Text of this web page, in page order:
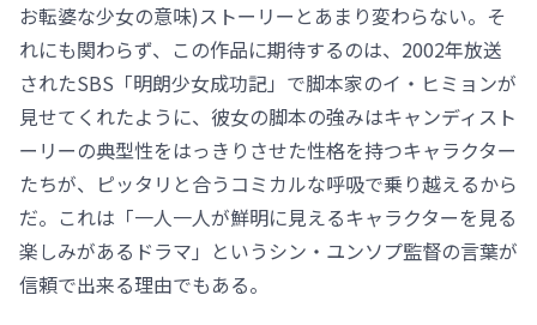
お転婆な少女の意味)ストーリーとあまり変わらない。そ
れにも関わらず、この作品に期待するのは、2002年放送
されたSBS「明朗少女成功記」で脚本家のイ・ヒミョンが
見せてくれたように、彼女の脚本の強みはキャンディスト
ーリーの典型性をはっきりさせた性格を持つキャラクター
たちが、ピッタリと合うコミカルな呼吸で乗り越えるから
だ。これは「一人一人が鮮明に見えるキャラクターを見る
楽しみがあるドラマ」というシン・ユンソプ監督の言葉が
信頼で出来る理由でもある。